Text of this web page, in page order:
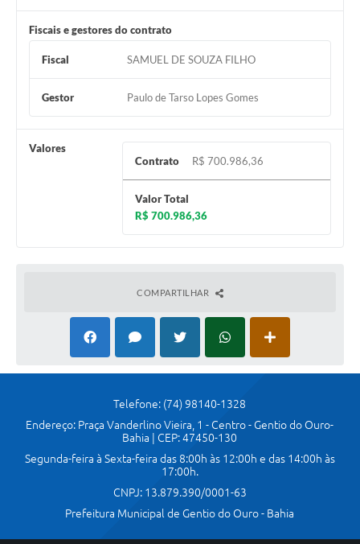
Fiscais e gestores do contrato
Fiscal SAMUEL DE SOUZA FILHO
Gestor Paulo de Tarso Lopes Gomes
Valores
Contrato
R$ 700.986,36
Valor Total
R$ 700.986,36
COMPARTILHAR
Telefone: (74) 98140-1328
Endereço: Praça Vanderlino Vieira, 1 - Centro - Gentio do Ouro-
Bahia | CEP: 47450-130
Segunda-feira à Sexta-feira das 8:00h às 12:00h e das 14:00h às
17:00h.
CNPJ: 13.879.390/0001-63
Prefeitura Municipal de Gentio do Ouro - Bahia